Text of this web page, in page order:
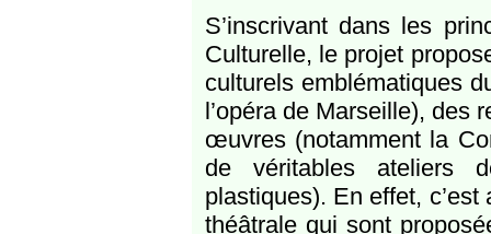
S’inscrivant dans les
Culturelle, le projet
culturels emblématiques
l’opéra de Marseille),
œuvres (notamment la
de véritables ateliers
plastiques). En effet,
théâtrale qui sont